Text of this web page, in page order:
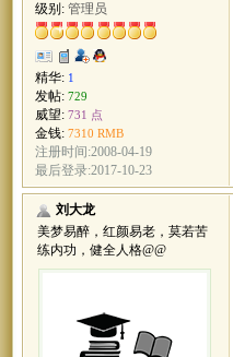
级别: 管理员
精华: 1
发帖: 729
威望: 731 点
金钱: 7310 RMB
注册时间:2008-04-19
最后登录:2017-10-23
刘大龙
美梦易醉，红颜易老，莫若苦
练内功，健全人格@@